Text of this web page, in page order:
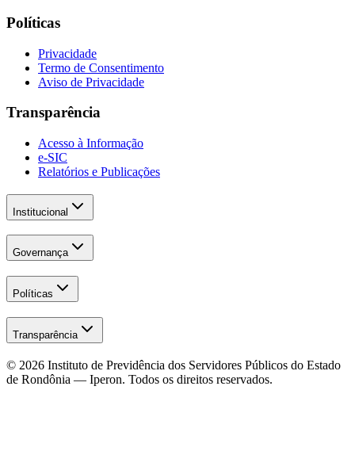
Políticas
Privacidade
Termo de Consentimento
Aviso de Privacidade
Transparência
Acesso à Informação
e-SIC
Relatórios e Publicações
Institucional
Governança
Políticas
Transparência
© 2026 Instituto de Previdência dos Servidores Públicos do Estado
de Rondônia — Iperon. Todos os direitos reservados.